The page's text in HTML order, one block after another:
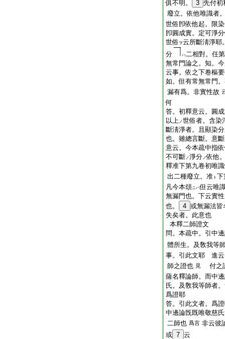
俱不明。 3 先付初
廢立。依他唯識者
世俗卽依他起。限
卽圓成實。定可淨
世俗 ヲ云所斷淸淨耶
分
ハ二相對。任
無常門論之。知。
云事。依之下卷樞
如。但有常無常門
漏有爲。非實性故
何
答。初釋意云。圓
以上ノ世俗者。含染
斷淸淨者。且顯染
也。雖總言斷。意
意云。今本疏中指
不可斷ノ淨分ノ依他
釋准下第九卷初唯
出二種廢立。准 ト 下
凡今本頌ニハ但云唯
無漏門也。下云實
也。
4 或無漏法皆
失矣者。此意也
本釋二師證文
問。本疏中。引中
體所生。及敎我等
事。引此文耶 進云
師之證也 見
付之
薩名釋論師。而中
氏。及敎我等師者
爲證耶
答。引此文者。爲
中邊論旣既唯敬慈
二師也 爲言 非云彼
或 7 云